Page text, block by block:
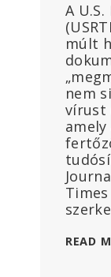
A
múlt
nem
vírust
READ